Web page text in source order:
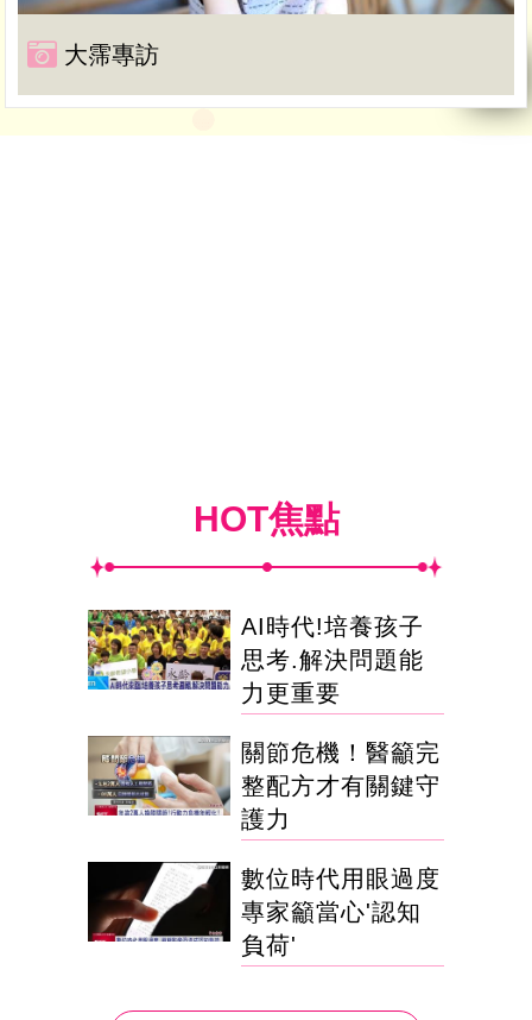
大霈專訪
HOT焦點
AI時代!培養孩子
思考.解決問題能
力更重要
關節危機！醫籲完
整配方才有關鍵守
護力
數位時代用眼過度
專家籲當心'認知
負荷'